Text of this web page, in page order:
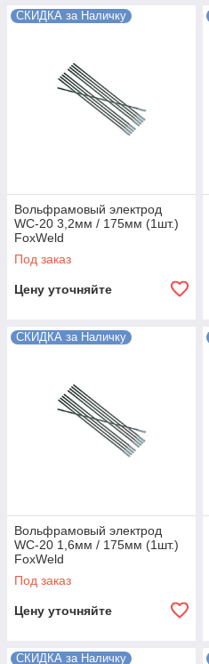
СКИДКА за Наличку
Вольфрамовый электрод
WC-20 3,2мм / 175мм (1шт.)
FoxWeld
Под заказ
Цену уточняйте
СКИДКА за Наличку
Вольфрамовый электрод
WC-20 1,6мм / 175мм (1шт.)
FoxWeld
Под заказ
Цену уточняйте
СКИДКА за Наличку